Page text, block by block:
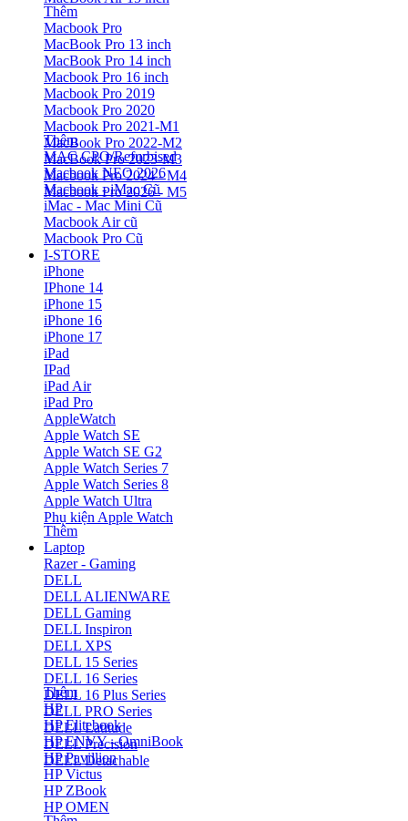
Thêm
Macbook Pro
MacBook Pro 13 inch
MacBook Pro 14 inch
Macbook Pro 16 inch
Macbook Pro 2019
Macbook Pro 2020
Macbook Pro 2021-M1
MacBook Pro 2022-M2
MacBook Pro 2023-M3
Macbook Pro 2024 - M4
Macbook Pro 2026 - M5
Thêm
MAC CPO/Refurbised
Macbook NEO 2026
Macbook - iMac Cũ
iMac - Mac Mini Cũ
Macbook Air cũ
Macbook Pro Cũ
I-STORE
iPhone
IPhone 14
iPhone 15
iPhone 16
iPhone 17
iPad
IPad
iPad Air
iPad Pro
AppleWatch
Apple Watch SE
Apple Watch SE G2
Apple Watch Series 7
Apple Watch Series 8
Apple Watch Ultra
Phụ kiện Apple Watch
Thêm
Laptop
Razer - Gaming
DELL
DELL ALIENWARE
DELL Gaming
DELL Inspiron
DELL XPS
DELL 15 Series
DELL 16 Series
DELL 16 Plus Series
DELL PRO Series
DELL Latitude
DELL Precision
DELL Detachable
Thêm
HP
HP Elitebook
HP ENVY - OmniBook
HP Pavillion
HP Victus
HP ZBook
HP OMEN